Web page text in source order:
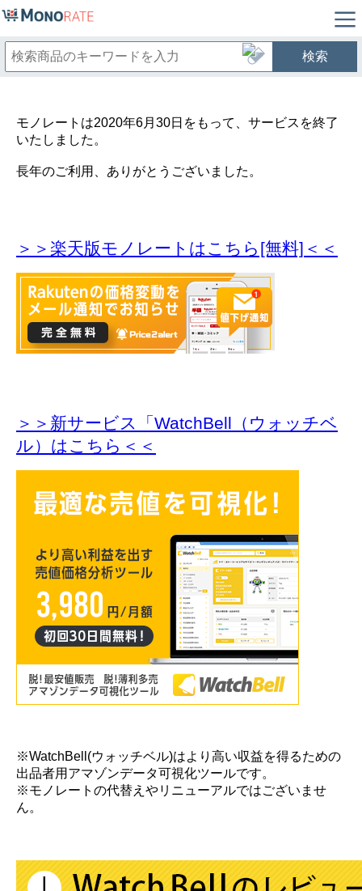
検索
モノレートは2020年6月30日をもって、サービスを終了
いたしました。
長年のご利用、ありがとうございました。
＞＞楽天版モノレートはこちら[無料]＜＜
＞＞新サービス「WatchBell（ウォッチベ
ル）はこちら＜＜
※WatchBell(ウォッチベル)はより高い収益を得るための
出品者用アマゾンデータ可視化ツールです。
※モノレートの代替えやリニューアルではございませ
ん。